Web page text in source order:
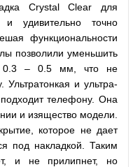
Crystal Clear для
удивительно точно
функциональности
позволили уменьшить
0.3 – 0.5 мм, что не
Ультратонкая и ультра-
телефону. Она
и изящество модели.
которое не дает
под накладкой. Таким
и не прилипнет, но